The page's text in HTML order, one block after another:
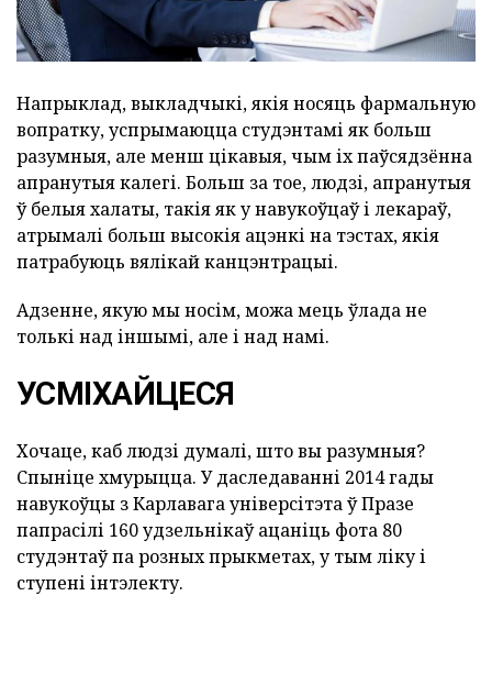
Напрыклад, выкладчыкі, якія носяць фармальную
вопратку, успрымаюцца студэнтамі як больш
разумныя, але менш цікавыя, чым іх паўсядзённа
апранутыя калегі. Больш за тое, людзі, апранутыя
ў белыя халаты, такія як у навукоўцаў і лекараў,
атрымалі больш высокія ацэнкі на тэстах, якія
патрабуюць вялікай канцэнтрацыі.
Адзенне, якую мы носім, можа мець ўлада не
толькі над іншымі, але і над намі.
УСМІХАЙЦЕСЯ
Хочаце, каб людзі думалі, што вы разумныя?
Спыніце хмурыцца. У даследаванні 2014 гады
навукоўцы з Карлавага універсітэта ў Празе
папрасілі 160 удзельнікаў ацаніць фота 80
студэнтаў па розных прыкметах, у тым ліку і
ступені інтэлекту.